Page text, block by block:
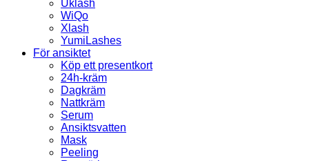
Uklash
WiQo
Xlash
YumiLashes
För ansiktet
Köp ett presentkort
24h-kräm
Dagkräm
Nattkräm
Serum
Ansiktsvatten
Mask
Peeling